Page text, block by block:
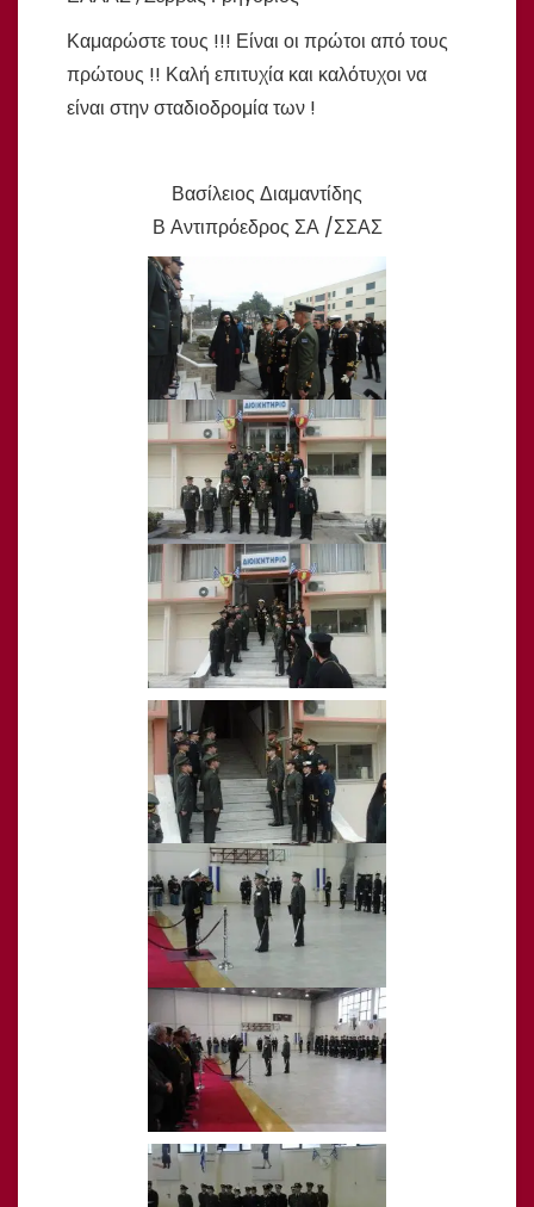
Καμαρώστε τους !!! Είναι οι πρώτοι από τους
πρώτους !! Καλή επιτυχία και καλότυχοι να
είναι στην σταδιοδρομία των !
Βασίλειος Διαμαντίδης
Β Αντιπρόεδρος ΣΑ /ΣΣΑΣ